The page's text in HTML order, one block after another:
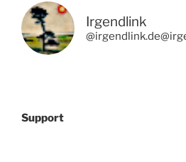
Irgendlink
Support